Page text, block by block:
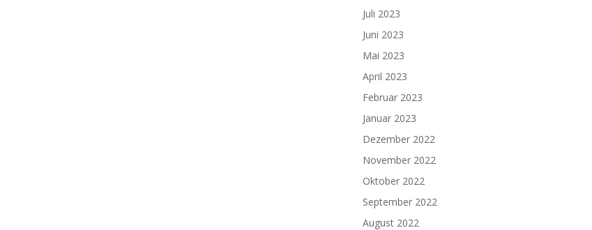
Juli 2023
Juni 2023
Mai 2023
April 2023
Februar 2023
Januar 2023
Dezember 2022
November 2022
Oktober 2022
September 2022
August 2022